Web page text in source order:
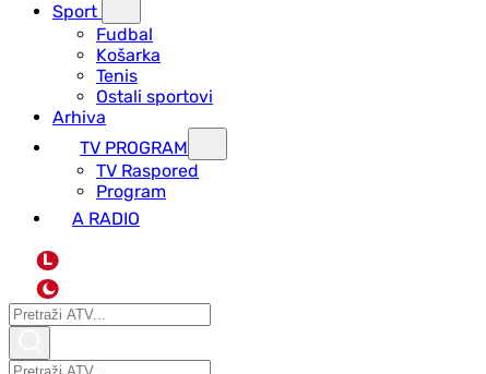
Sport
Fudbal
Košarka
Tenis
Ostali sportovi
Arhiva
TV PROGRAM
ТV Raspored
Program
A RADIO
L